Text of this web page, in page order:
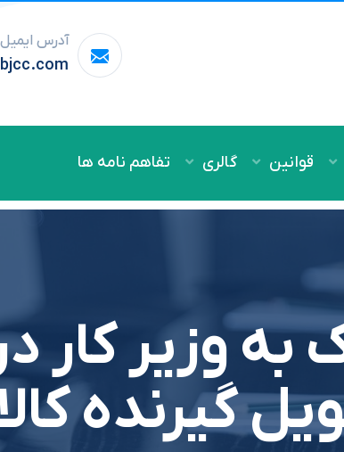
آدرس ایمیل
قوانین گالری تفاهم نامه ها
به وزیر
گیرنده